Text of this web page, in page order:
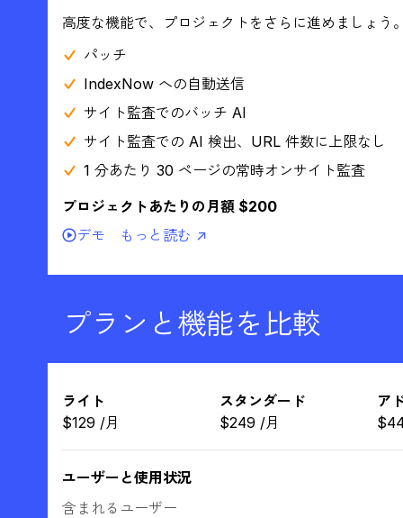
高度な機能で、プロジェクトをさらに進めましょう
パッチ
IndexNow への自動送信
サイト監査でのバッチ AI
サイト監査での AI 検出、URL 件数に上限なし
1 分あたり 30 ページの常時オンサイト監査
プロジェクトあたりの月額 $200
デモ
もっと読む ↗
プランと機能を比較
ライト
$129 /月
スタンダード
$249 /月
ア
$
ユーザーと使用状況
含まれるユーザー